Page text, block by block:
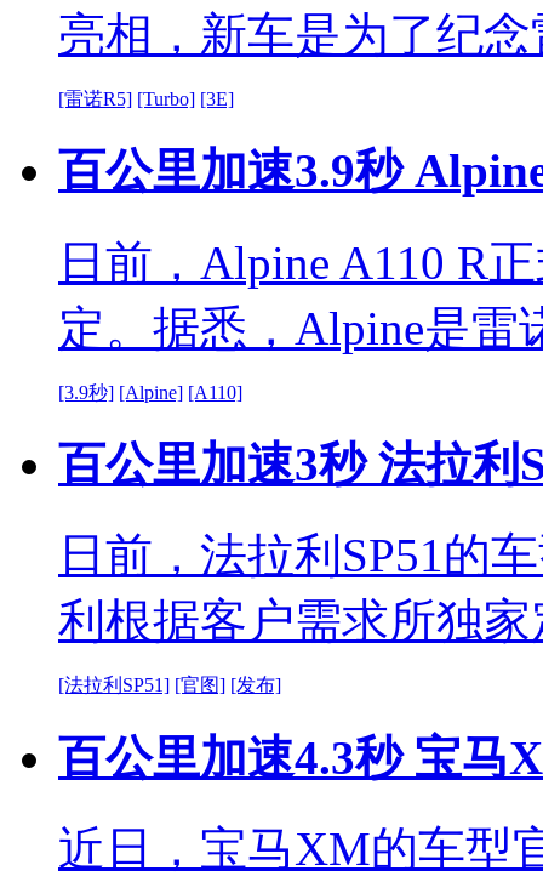
亮相，新车是为了纪
[雷诺R5] [Turbo] [3E]
百公里加速3.9秒
日前，Alpine A110 R
定。据悉，Alpine是雷
[3.9秒] [Alpine] [A110]
百公里加速3秒 法拉利
日前，法拉利SP51的
利根据客户需求所独
[法拉利SP51] [官图] [发布]
百公里加速4.3秒 宝马
近日，宝马XM的车型